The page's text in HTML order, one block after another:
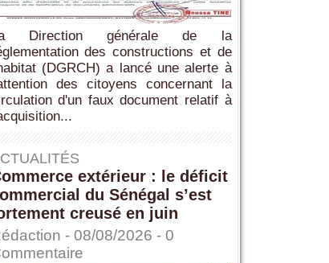
Direction générale de la
des constructions et de
(DGRCH) a lancé une alerte à
des citoyens concernant la
d'un faux document relatif à
extérieur : le déficit
du Sénégal s’est
creusé en juin
- 08/08/2026 - 0